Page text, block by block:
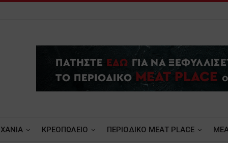
ΚΡΕΟΠΩΛΕΙΟ ΠΕΡΙΟΔΙΚΟ ΜΕΑΤ PLACE